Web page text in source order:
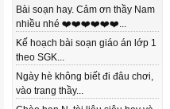
Bài soạn hay. Cảm ơn thầy Nam
nhiều nhé ❤️❤️❤️❤️❤️❤️...
Kế hoạch bài soạn giáo án lớp 1
theo SGK...
Ngày hè không biết đi đâu chơi,
vào trang thầy...